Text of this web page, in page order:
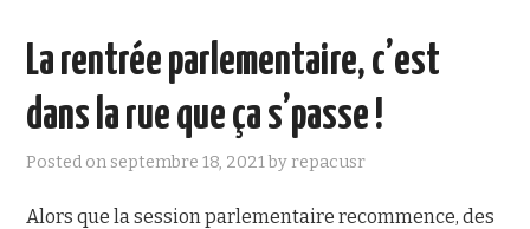
PRÉSENTATION
L’ÉDUCATION POPULAIRE AUTONOME
La rentrée parlementaire, c’est
dans la rue que ça s’passe !
Posted on septembre 18, 2021byrepacusr
Alors que la session parlementaire recommence, des